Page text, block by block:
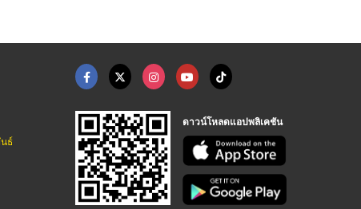
ธ์
ดาวน์โหลดแอปพลิเคชัน